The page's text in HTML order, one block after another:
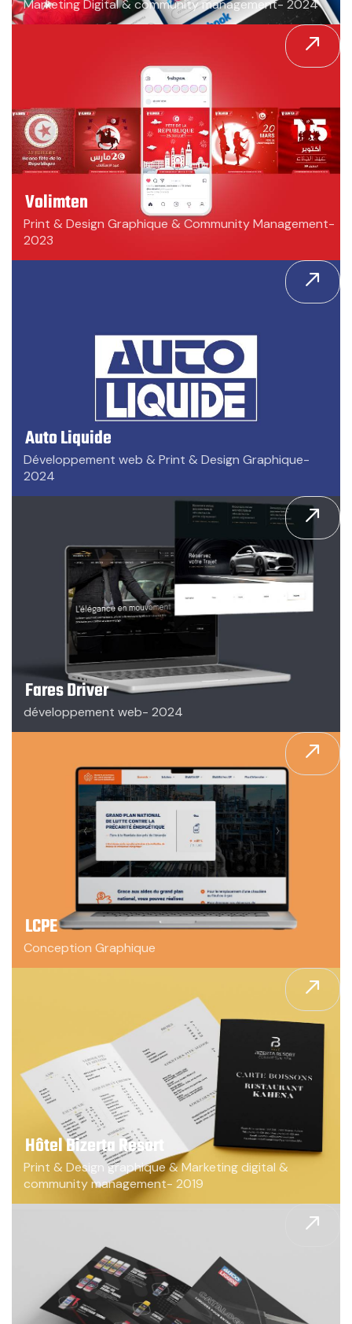
Marketing Digital & community management- 2024
Volimten
Print & Design Graphique & Community Management-
2023
Auto Liquide
Développement web & Print & Design Graphique-
2024
Fares Driver
développement web- 2024
LCPE
Conception Graphique
Hôtel Bizerta Resort
Print & Design graphique & Marketing digital &
community management- 2019